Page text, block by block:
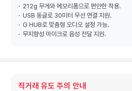
212g 무게와 메모리폼으로 편안한 착용.
USB 동글로 30미터 무선 연결 지원.
G HUB로 맞춤형 오디오 설정 가능.
무지향성 마이크로 음성 전달 지원.
직거래 유도 주의 안내